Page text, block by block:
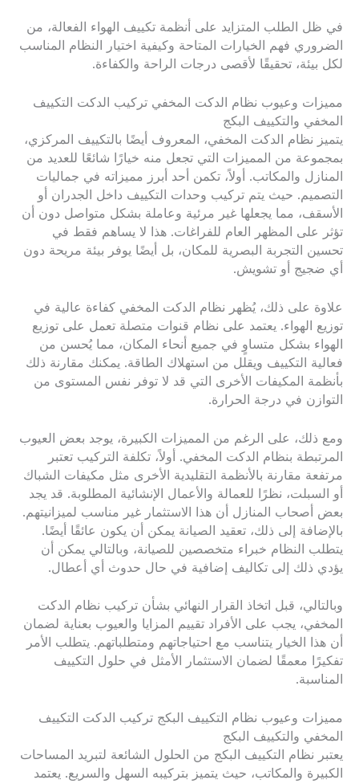
في ظل الطلب المتزايد على أنظمة تكييف الهواء الفعالة، من
الضروري فهم الخيارات المتاحة وكيفية اختيار النظام المناسب
لكل بيئة، تحقيقًا لأقصى درجات الراحة والكفاءة.
مميزات وعيوب نظام الدكت المخفي تركيب الدكت التكييف
المخفي والتكييف البكج
يتميز نظام الدكت المخفي، المعروف أيضًا بالتكييف المركزي،
بمجموعة من المميزات التي تجعل منه خيارًا شائعًا للعديد من
المنازل والمكاتب. أولاً، تكمن أحد أبرز مميزاته في جماليات
التصميم. حيث يتم تركيب وحدات التكييف داخل الجدران أو
الأسقف، مما يجعلها غير مرئية وعاملة بشكل متواصل دون أن
تؤثر على المظهر العام للفراغات. هذا لا يساهم فقط في
تحسين التجربة البصرية للمكان، بل أيضًا يوفر بيئة مريحة دون
أي ضجيج أو تشويش.
علاوة على ذلك، يُظهر نظام الدكت المخفي كفاءة عالية في
توزيع الهواء. يعتمد على نظام قنوات متصلة تعمل على توزيع
الهواء بشكل متساوٍ في جميع أنحاء المكان، مما يُحسن من
فعالية التكييف ويقلل من استهلاك الطاقة. يمكنك مقارنة ذلك
بأنظمة المكيفات الأخرى التي قد لا توفر نفس المستوى من
التوازن في درجة الحرارة.
ومع ذلك، على الرغم من المميزات الكبيرة، يوجد بعض العيوب
المرتبطة بنظام الدكت المخفي. أولاً، تكلفة التركيب تعتبر
مرتفعة مقارنة بالأنظمة التقليدية الأخرى مثل مكيفات الشباك
أو السبلت، نظرًا للعمالة والأعمال الإنشائية المطلوبة. قد يجد
بعض أصحاب المنازل أن هذا الاستثمار غير مناسب لميزانيتهم.
بالإضافة إلى ذلك، تعقيد الصيانة يمكن أن يكون عائقًا أيضًا.
يتطلب النظام خبراء متخصصين للصيانة، وبالتالي يمكن أن
يؤدي ذلك إلى تكاليف إضافية في حال حدوث أي أعطال.
وبالتالي، قبل اتخاذ القرار النهائي بشأن تركيب نظام الدكت
المخفي، يجب على الأفراد تقييم المزايا والعيوب بعناية لضمان
أن هذا الخيار يتناسب مع احتياجاتهم ومتطلباتهم. يتطلب الأمر
تفكيرًا معمقًا لضمان الاستثمار الأمثل في حلول التكييف
المناسبة.
مميزات وعيوب نظام التكييف البكج تركيب الدكت التكييف
المخفي والتكييف البكج
يعتبر نظام التكييف البكج من الحلول الشائعة لتبريد المساحات
الكبيرة والمكاتب، حيث يتميز بتركيبه السهل والسريع. يعتمد